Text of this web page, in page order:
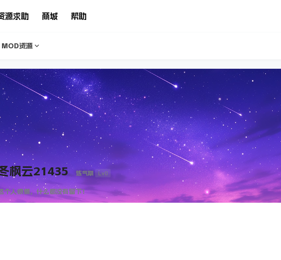
源求助 商城 帮助
MOD资源
枫云21435 炼气期 Lv0
个人很懒，什么都没有留下！